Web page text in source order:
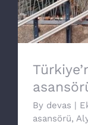
By devas |
asansörü,